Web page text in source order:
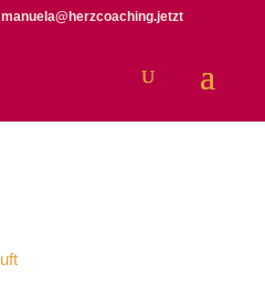
manuela@herzcoaching.jetzt